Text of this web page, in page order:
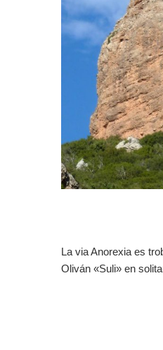
La via Anorexia es
Oliván «Suli» en